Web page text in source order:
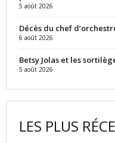
5 août 2026
Décès du chef
6 août 2026
Betsy Jolas et les
5 août 2026
LES PLUS